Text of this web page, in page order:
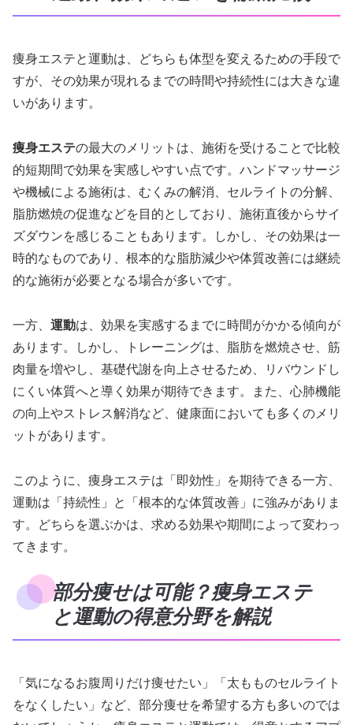
痩身エステと運動は、どちらも体型を変えるための手段で
すが、その効果が現れるまでの時間や持続性には大きな違
いがあります。
痩身エステの最大のメリットは、施術を受けることで比較
的短期間で効果を実感しやすい点です。ハンドマッサージ
や機械による施術は、むくみの解消、セルライトの分解、
脂肪燃焼の促進などを目的としており、施術直後からサイ
ズダウンを感じることもあります。しかし、その効果は一
時的なものであり、根本的な脂肪減少や体質改善には継続
的な施術が必要となる場合が多いです。
一方、 運動は、効果を実感するまでに時間がかかる傾向が
あります。しかし、トレーニングは、脂肪を燃焼させ、筋
肉量を増やし、基礎代謝を向上させるため、リバウンドし
にくい体質へと導く効果が期待できます。また、心肺機能
の向上やストレス解消など、健康面においても多くのメリ
ットがあります。
このように、痩身エステは「即効性」を期待できる一方、
運動は「持続性」と「根本的な体質改善」に強みがありま
す。どちらを選ぶかは、求める効果や期間によって変わっ
てきます。
部分痩せは可能？痩身エステ
と運動の得意分野を解説
「気になるお腹周りだけ痩せたい」「太もものセルライト
をなくしたい」など、部分痩せを希望する方も多いのでは